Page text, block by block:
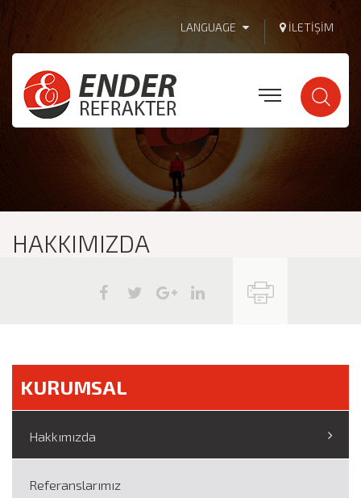
LANGUAGE İLETIŞIM
HAKKIMIZDA
KURUMSAL
Hakkımızda
Referanslarımız